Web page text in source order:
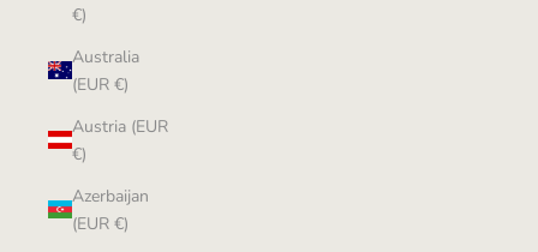
€)
Australia
(EUR €)
Austria (EUR
€)
Azerbaijan
(EUR €)